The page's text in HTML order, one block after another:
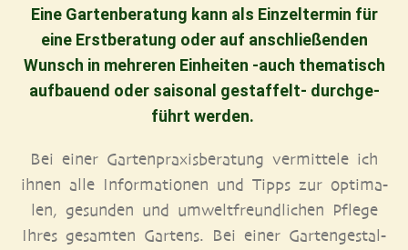
Eine Gar­ten­be­ra­tung kann als Ein­zel­ter­min für
eine Erst­be­ra­tung oder auf anschlie­ßen­den
Wunsch in meh­re­ren Ein­hei­ten ‑auch the­ma­tisch
auf­bau­end oder sai­so­nal gestaf­felt- durch­ge­
führt werden.
Bei einer Gar­ten­pra­xis­be­ra­tung ver­mit­te­le ich
ihnen alle Infor­ma­tio­nen und Tipps zur opti­ma­
len, gesun­den und umwelt­freund­li­chen Pfle­ge
Ihres gesam­ten Gar­tens. Bei einer Gar­ten­ge­stal­